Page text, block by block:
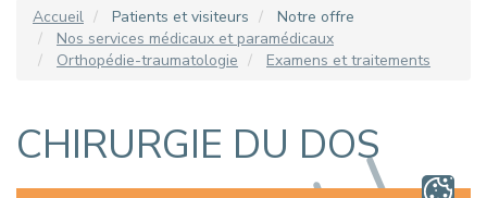
Accueil Patients et visiteurs
Notre offre
Nos services médicaux et paramédicaux
Orthopédie-traumatologie
Examens et traitements
CHIRURGIE DU DOS